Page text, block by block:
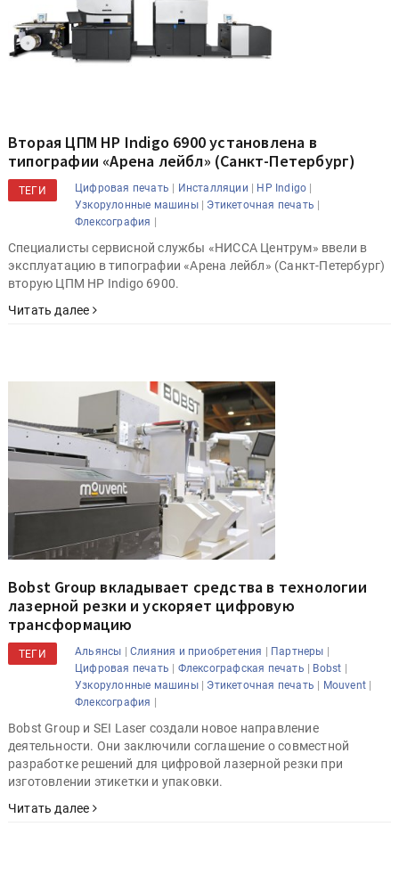
Вторая ЦПМ HP Indigo 6900 установлена в
типографии «Арена лейбл» (Санкт-Петербург)
ТЕГИ Цифровая печать | Инсталляции | HP Indigo |
Узкорулонные машины| Этикеточная печать |
Флексография |
Специалисты сервисной службы «НИССА Центрум» ввели в
эксплуатацию в типографии «Арена лейбл» (Санкт-Петербург)
вторую ЦПМ HP Indigo 6900.
Читать далее
Bobst Group вкладывает средства в технологии
лазерной резки и ускоряет цифровую
трансформацию
ТЕГИ Альянсы |Слияния и приобретения | Партнеры |
Цифровая печать | Флексографская печать | Bobst |
Узкорулонные машины| Этикеточная печать | Mouvent |
Флексография |
Bobst Group и SEI Laser создали новое направление
деятельности. Они заключили соглашение о совместной
разработке решений для цифровой лазерной резки при
изготовлении этикетки и упаковки.
Читать далее